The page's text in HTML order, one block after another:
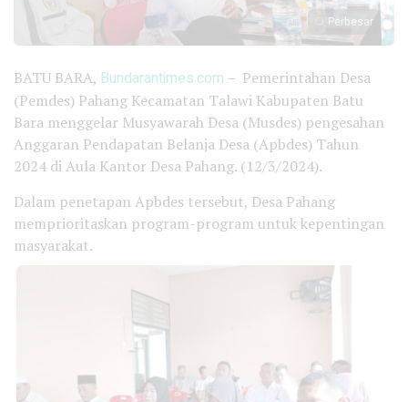
Perbesar
BATU BARA, Bundarantimes.com – Pemerintahan Desa
(Pemdes) Pahang Kecamatan Talawi Kabupaten Batu
Bara menggelar Musyawarah Desa (Musdes) pengesahan
Anggaran Pendapatan Belanja Desa (Apbdes) Tahun
2024 di Aula Kantor Desa Pahang. (12/3/2024).
Dalam penetapan Apbdes tersebut, Desa Pahang
memprioritaskan program-program untuk kepentingan
masyarakat.